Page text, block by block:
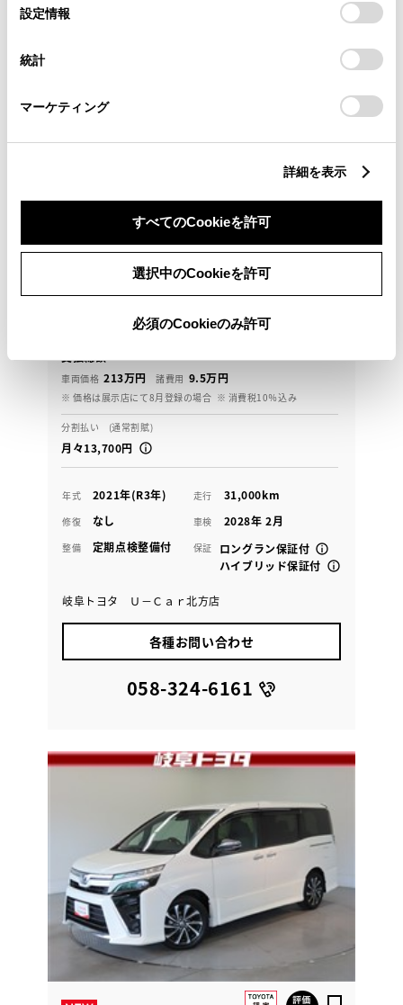
デバイスにすべてのCookie(クッキー)が保存されることに同
意したことになります。Cookie(クッキー)のオプトアウト、
設定の変更、同意を撤回したりするにあたっては、当社の
「Cookie（クッキー）情報の取り扱いについて
」をご覧くだ
設定情報
統計
マーケティング
詳細を表示
すべてのCookieを許可
選択中のCookieを許可
必須のCookieのみ許可
トヨタ
カローラツーリングHV WXB
寒冷地仕様のお車です！
支払総額 222.5
車両価格 213万円 諸費用 9.5万円
※ 価格は展示店にて8月登録の場合 ※ 消費税10％込み
分割払い (通常割賦)
月々13,700円
年式 2021年(R3年) 走行 31,000km
修復 なし 車検 2028年 2月
整備 定期点検整備付 保証
ロングラン保証付
ハイブリッド保証付
岐阜トヨタ Ｕ－Ｃａｒ北方店
各種お問い合わせ
058-324-6161